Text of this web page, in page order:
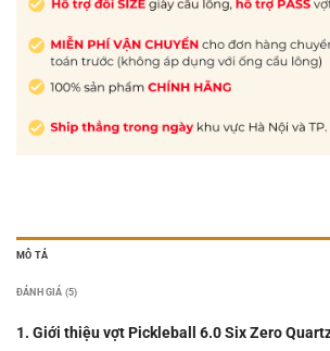
MÔ TẢ
ĐÁNH GIÁ (5)
1. Giới thiệu vợt Pickleball 6.0 Six Zero